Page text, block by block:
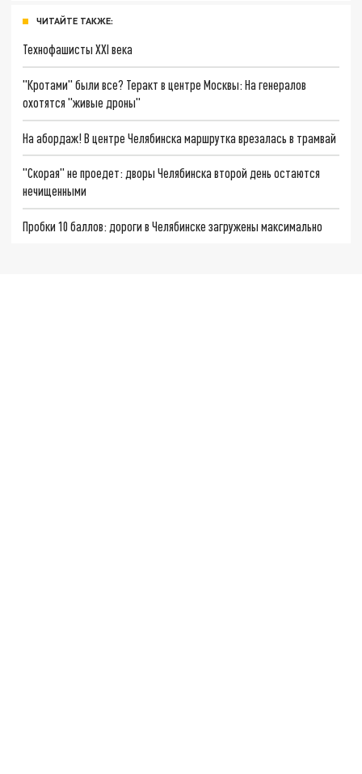
ЧИТАЙТЕ ТАКЖЕ:
Технофашисты XXI века
"Кротами" были все? Теракт в центре Москвы: На генералов
охотятся "живые дроны"
На абордаж! В центре Челябинска маршрутка врезалась в трамвай
"Скорая" не проедет: дворы Челябинска второй день остаются
нечищенными
Пробки 10 баллов: дороги в Челябинске загружены максимально